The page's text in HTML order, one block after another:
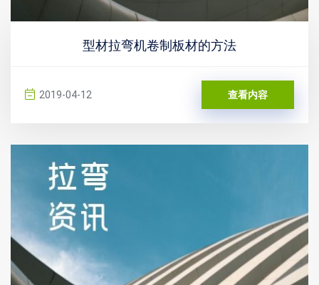
型材拉弯机卷制板材的方法
2019-04-12 查看内容